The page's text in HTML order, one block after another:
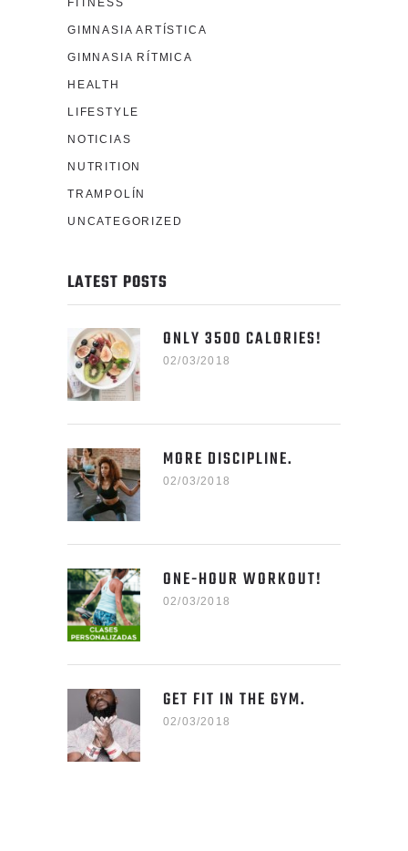
FITNESS
GIMNASIA ARTÍSTICA
GIMNASIA RÍTMICA
HEALTH
LIFESTYLE
NOTICIAS
NUTRITION
TRAMPOLÍN
UNCATEGORIZED
LATEST POSTS
ONLY 3500 CALORIES!
02/03/2018
MORE DISCIPLINE.
02/03/2018
ONE-HOUR WORKOUT!
02/03/2018
GET FIT IN THE GYM.
02/03/2018